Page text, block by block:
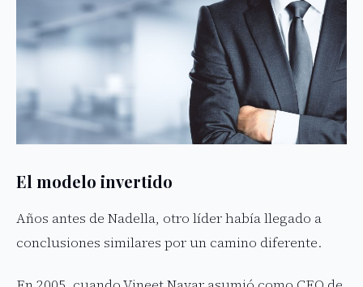
El modelo invertido
Años antes de Nadella, otro líder había llegado a
conclusiones similares por un camino diferente.